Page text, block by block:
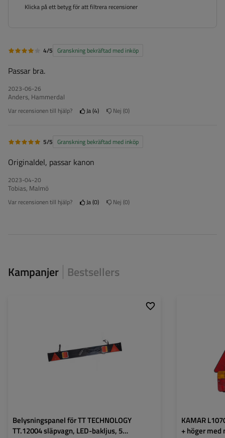
Klicka på ett betyg för att filtrera recensioner
4/5 Granskning bekräftad med inköp
Passar bra.
2023-06-26
Anders, Hammerdal
Var recensionen till hjälp? Ja 4 Nej 0
5/5 Granskning bekräftad med inköp
Originaldel, passar kanon
2023-04-20
Tobias, Malmö
Var recensionen till hjälp? Ja 0 Nej 0
Kampanjer Bestsellers
Belysningspanel för TT TECHNOLOGY
TT.12004 släpvagn, LED-bakljus, 5
Lampans funktioner:
Positionsljus ,
Riktningsindikator
KAMAR
+ höger med
Lampans